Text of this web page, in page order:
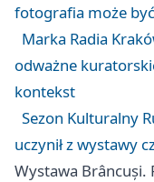
fotografia może
Marka Radia
odważne
kontekst
Sezon Kulturalny
uczynił z wystawy
Wystawa Brâncuși.